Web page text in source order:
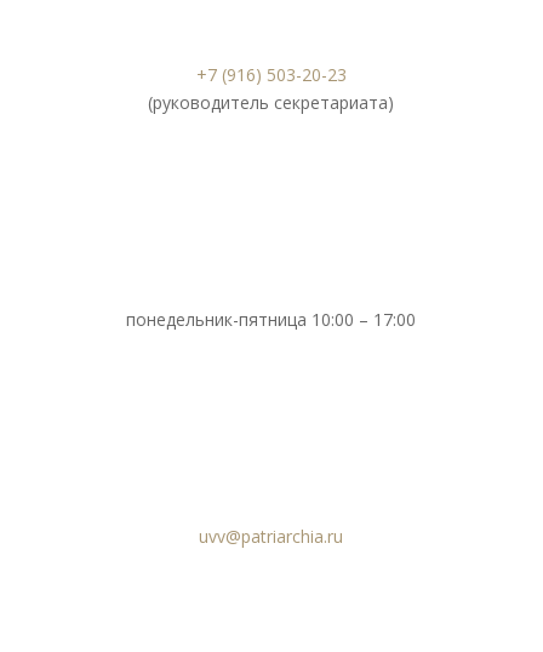
+7 (916) 503-20-23
(руководитель секретариата)
понедельник-пятница 10:00 – 17:00
uvv@patriarchia.ru